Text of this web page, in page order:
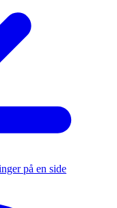
på en side